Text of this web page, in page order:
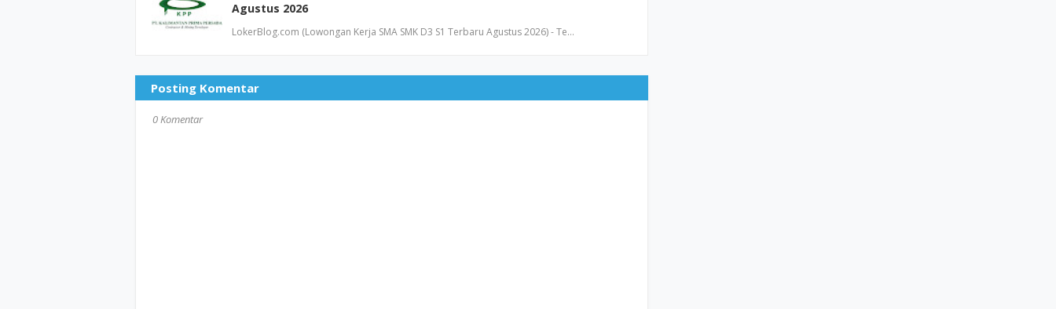
Agustus 2026
LokerBlog.com (Lowongan Kerja SMA SMK D3 S1 Terbaru Agustus 2026) - Te…
Posting Komentar
0 Komentar